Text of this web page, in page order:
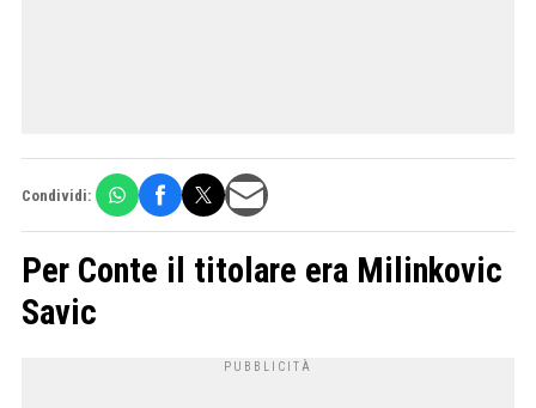
Condividi:
Per Conte il titolare era Milinkovic
Savic